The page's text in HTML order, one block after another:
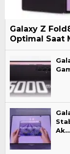
Galaxy Z
Optimal Saat
Ak…